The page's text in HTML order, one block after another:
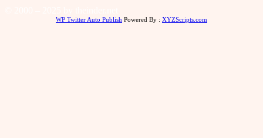
WP Twitter Auto Publish Powered By : XYZScripts.com